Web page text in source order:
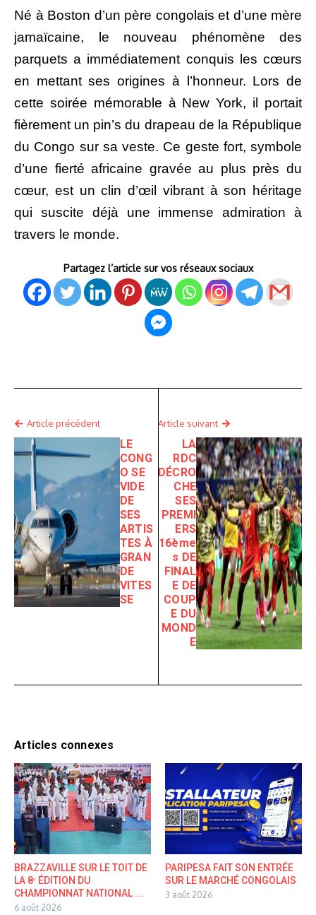
Né à Boston d’un père congolais et d’une mère
jamaïcaine, le nouveau phénomène des
parquets a immédiatement conquis les cœurs
en mettant ses origines à l’honneur. Lors de
cette soirée mémorable à New York, il portait
fièrement un pin’s du drapeau de la République
du Congo sur sa veste. Ce geste fort, symbole
d’une fierté africaine gravée au plus près du
cœur, est un clin d’œil vibrant à son héritage
qui suscite déjà une immense admiration à
travers le monde.
Partagez l’article sur vos réseaux sociaux
Article précédent
LE
CONG
O SE
VIDE
DE
SES
ARTIS
TES À
GRAN
DE
VITES
SE
Article suivant
LA
RDC
DÉCRO
CHE
SES
PREMI
ERS
16ème
s DE
FINAL
E DE
COUP
E DU
MOND
E
Articles connexes
BRAZZAVILLE SUR LE TOIT DE
LA 8ᵉ ÉDITION DU
CHAMPIONNAT NATIONAL ...
6 août 2026
PARIPESA FAIT SON ENTRÉE
SUR LE MARCHÉ CONGOLAIS
3 août 2026